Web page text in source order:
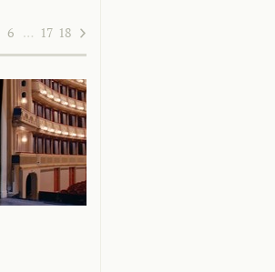
6 … 17 18